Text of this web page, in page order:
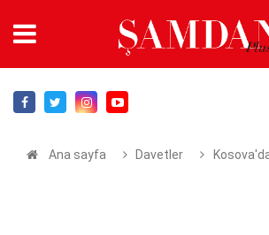
Ana sayfa Davetler